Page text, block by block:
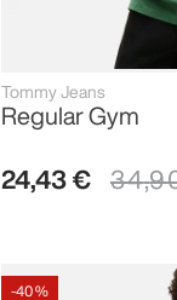
Tommy Jeans
Regular Gym
24,43 € 34,
-40 %